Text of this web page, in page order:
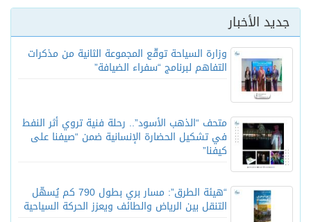
جديد الأخبار
وزارة السياحة توقّع المجموعة الثانية من مذكرات
التفاهم لبرنامج “سفراء الضيافة”
متحف “الذهب الأسود”.. رحلة فنية تروي أثر النفط
في تشكيل الحضارة الإنسانية ضمن “صيفنا على
كيفنا”
“هيئة الطرق”: مسار بري بطول 790 كم يُسهّل
التنقل بين الرياض والطائف ويعزز الحركة السياحية